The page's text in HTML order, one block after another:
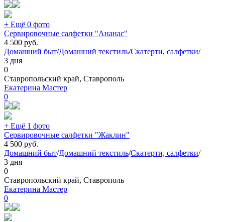
+ Ещё 0 фото
Сервировочные салфетки "Ананас"
4 500 руб.
Домашний быт/Домашний текстиль/Скатерти, салфетки/
3 дня
0
Ставропольский край, Ставрополь
Екатерина Мастер
0
+ Ещё 1 фото
Сервировочные салфетки "Жаклин"
4 500 руб.
Домашний быт/Домашний текстиль/Скатерти, салфетки/
3 дня
0
Ставропольский край, Ставрополь
Екатерина Мастер
0